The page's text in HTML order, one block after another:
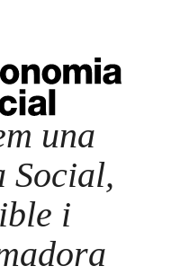
una
Social,
i